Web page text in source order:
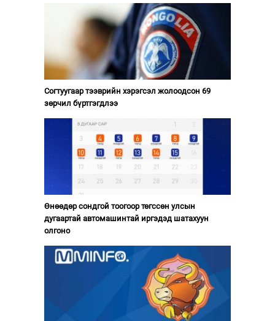
Согтуугаар тээврийн хэрэгсэл жолоодсон 69
зөрчил бүртгэгдлээ
Өнөөдөр сондгой тоогоор төгссөн улсын
дугаартай автомашинтай иргэдэд шатахуун
олгоно